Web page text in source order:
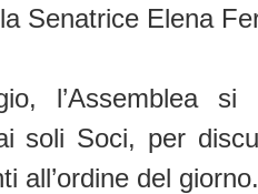
Senatrice Elena
l’Assemblea
soli Soci, per
all’ordine del giorno.